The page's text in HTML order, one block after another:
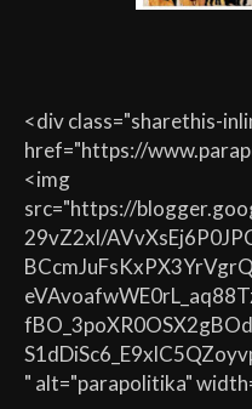
<div class="sharethis-
href="https://
<img
src="https://
29vZ2xl/
" alt="parapolitika"